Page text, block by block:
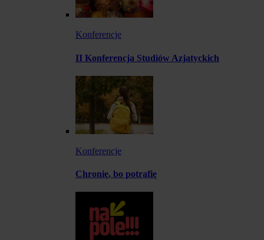
Konferencje
II Konferencja Studiów Azjatyckich
Konferencje
Chronię, bo potrafię